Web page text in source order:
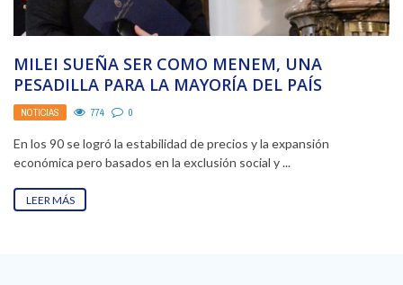
MILEI SUEÑA SER COMO MENEM, UNA
PESADILLA PARA LA MAYORÍA DEL PAÍS
NOTICIAS 774 0
En los 90 se logró la estabilidad de precios y la expansión
económica pero basados en la exclusión social y ...
LEER MÁS